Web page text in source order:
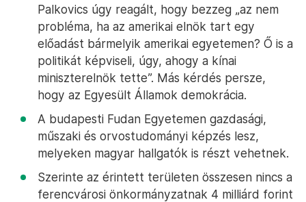
Palkovics úgy reagált, hogy bezzeg „az nem
probléma, ha az amerikai elnök tart egy
előadást bármelyik amerikai egyetemen? Ő is a
politikát képviseli, úgy, ahogy a kínai
miniszterelnök tette”. Más kérdés persze,
hogy az Egyesült Államok demokrácia.
A budapesti Fudan Egyetemen gazdasági,
műszaki és orvostudományi képzés lesz,
melyeken magyar hallgatók is részt vehetnek.
Szerinte az érintett területen összesen nincs a
ferencvárosi önkormányzatnak 4 milliárd forint